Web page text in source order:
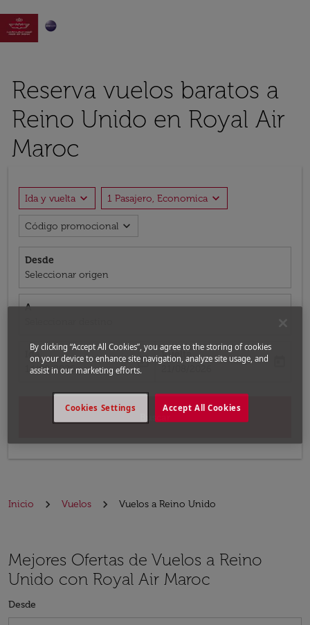

Reserva vuelos baratos a
Reino Unido en Royal Air
Maroc
Ida y vuelta expand_more 1 Pasajero, Economica expand_more
Código promocional expand_more
Desde
Seleccionar origen
A
Ida
fc-booking-departure-date-aria-label
14/08/2026
today
Vuelta
Inicio Vuelos Vuelos a Reino Unido
Mejores Ofertas de Vuelos a Reino
Unido con Royal Air Maroc
Desde
By clicking “Accept All Cookies”, you agree to the storing of cookies
on your device to enhance site navigation, analyze site usage, and
assist in our marketing efforts.
Accept All Cookies
Cookies Settings